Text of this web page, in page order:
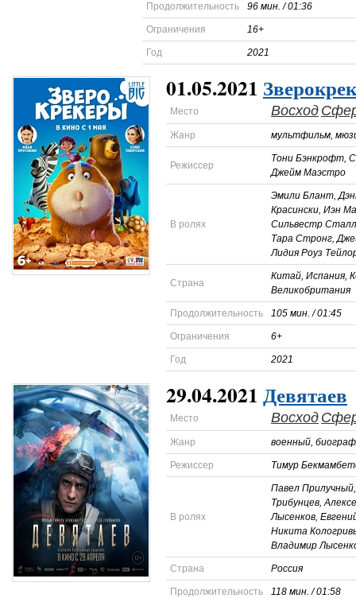
Продолжительность 96 мин. / 01:36
Ограничения 16+
Год 2021
01.05.2021
Место Восход
Жанр мультфильм,
Режиссер
Тони Бэнкрофт,
Джейм Маэстро
В ролях
Эмили Блант,
Красински, Иэн
Сильвестр
Тара Стронг,
Лидия Роуз
Страна
Китай, Испания,
Великобритания
Продолжительность 105 мин. / 01:45
Ограничения 6+
Год 2021
29.04.2021Девятаев
Место Восход
Жанр военный,
Режиссер Тимур
В ролях
Павел
Трибунцев,
Лысенков,
Никита
Владимир
Страна Россия
Продолжительность 118 мин. / 01:58